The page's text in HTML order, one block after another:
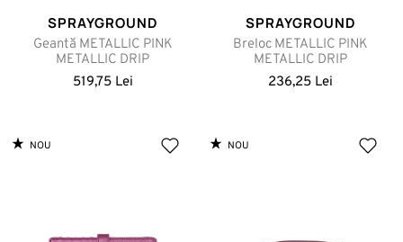
SPRAYGROUND
Geantă METALLIC PINK
METALLIC DRIP
519,75 Lei
SPRAYGROUND
Breloc METALLIC PINK
METALLIC DRIP
236,25 Lei
NOU NOU